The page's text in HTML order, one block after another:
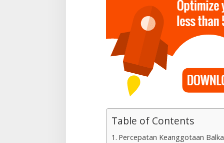
Table of Contents
Percepatan Keanggotaan